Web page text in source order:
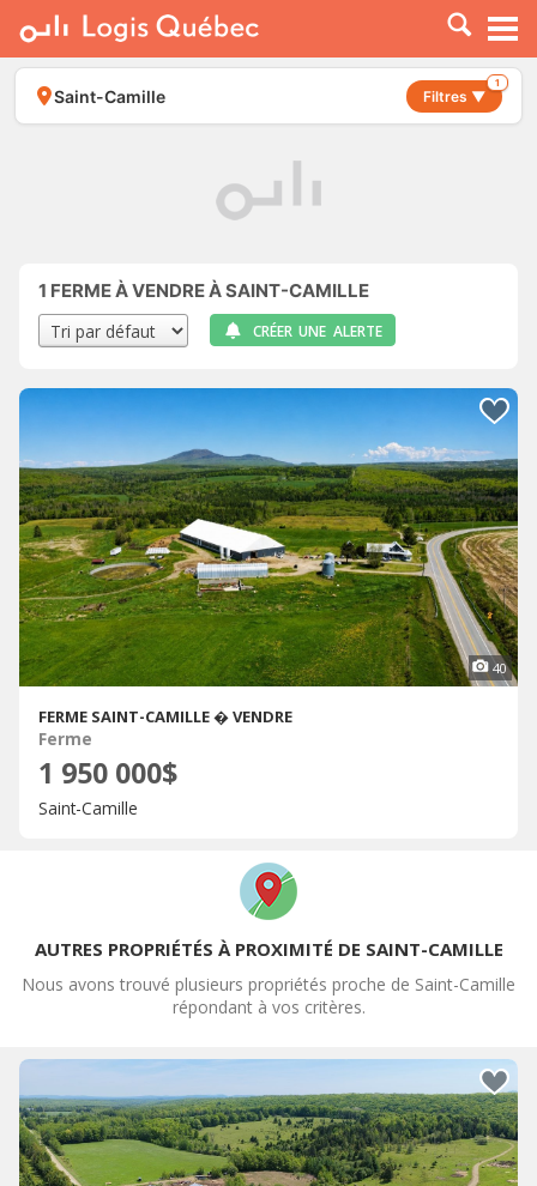
À LOUER
À VENDRE
PLACER UNE ANNONCE
Saint-Camille Filtres ▼
1
1 FERME À VENDRE À SAINT-CAMILLE
CRÉER UNE ALERTE
40
FERME SAINT-CAMILLE � VENDRE
Ferme
1 950 000$
Saint-Camille
AUTRES PROPRIÉTÉS À PROXIMITÉ DE SAINT-CAMILLE
Nous avons trouvé plusieurs propriétés proche de Saint-Camille
répondant à vos critères.